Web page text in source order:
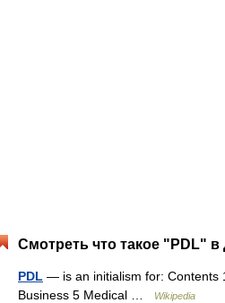
Смотреть что такое "PDL" в
PDL — is an initialism for: Contents
Business 5 Medical …
Wikipedia